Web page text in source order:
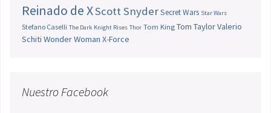
Reinado de XScott SnyderSecret Wars Star Wars
Stefano Caselli The Dark Knight Rises Thor Tom King Tom TaylorValerio
Schiti Wonder Woman X-Force
Nuestro Facebook